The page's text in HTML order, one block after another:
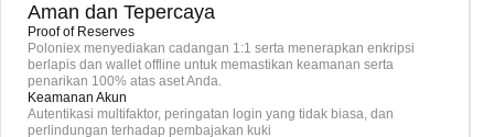
Aman dan Tepercaya
Proof of Reserves
Poloniex menyediakan cadangan 1:1 serta menerapkan enkripsi
berlapis dan wallet offline untuk memastikan keamanan serta
penarikan 100% atas aset Anda.
Keamanan Akun
Autentikasi multifaktor, peringatan login yang tidak biasa, dan
perlindungan terhadap pembajakan kuki